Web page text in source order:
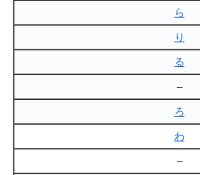
ら
り
る
–
ろ
わ
–